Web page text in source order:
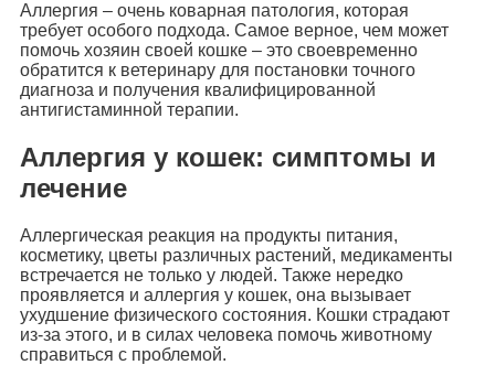
Аллергия – очень коварная патология, которая
требует особого подхода. Самое верное, чем может
помочь хозяин своей кошке – это своевременно
обратится к ветеринару для постановки точного
диагноза и получения квалифицированной
антигистаминной терапии.
Аллергия у кошек: симптомы и
лечение
Аллергическая реакция на продукты питания,
косметику, цветы различных растений, медикаменты
встречается не только у людей. Также нередко
проявляется и аллергия у кошек, она вызывает
ухудшение физического состояния. Кошки страдают
из-за этого, и в силах человека помочь животному
справиться с проблемой.